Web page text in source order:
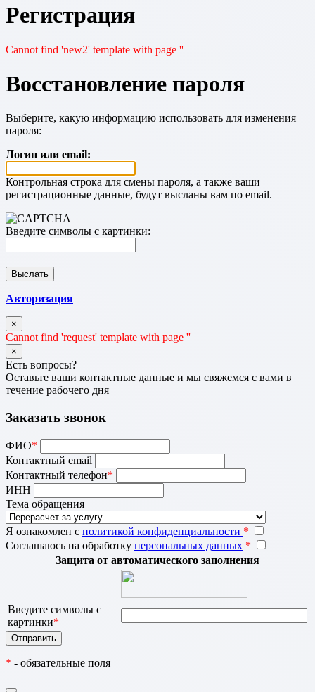
Регистрация
Cannot find 'new2' template with page ''
Восстановление пароля
Выберите, какую информацию использовать для изменения
пароля:
Логин или email:
Контрольная строка для смены пароля, а также ваши
регистрационные данные, будут высланы вам по email.
Введите символы с картинки:
Авторизация
×
Cannot find 'request' template with page ''
×
Есть вопросы?
Оставьте ваши контактные данные и мы свяжемся с вами в
течение рабочего дня
Заказать звонок
ФИО*
Контактный email
Контактный телефон*
ИНН
Тема обращения
Я ознакомлен с политикой конфиденциальности *
Соглашаюсь на обработку персональных данных *
Защита от автоматического заполнения
Введите символы с
картинки*
* - обязательные поля